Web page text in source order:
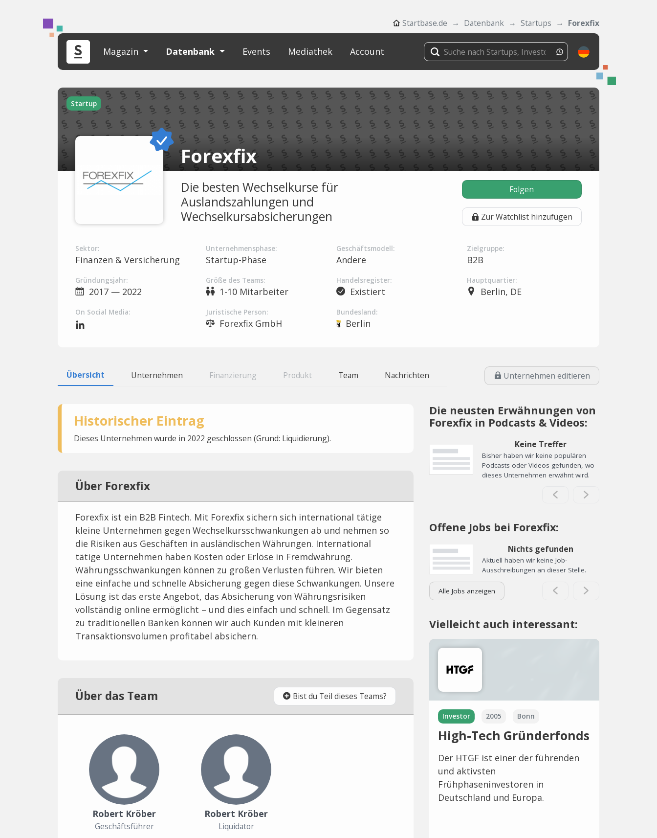
Startbase.de Datenbank Startups Forexfix
Magazin Datenbank Events Mediathek Account
Startup
Forexfix
Die besten Wechselkurse für
Auslandszahlungen und
Wechselkursabsicherungen
Folgen
Zur Watchlist hinzufügen
Sektor:
Finanzen & Versicherung
Unternehmensphase:
Startup-Phase
Geschäftsmodell:
Andere
Zielgruppe:
B2B
Gründungsjahr:
2017 — 2022
Größe des Teams:
1-10 Mitarbeiter
Handelsregister:
Existiert
Hauptquartier:
Berlin, DE
On Social Media: Juristische Person:
Forexfix GmbH
Bundesland:
Berlin
Übersicht Unternehmen Finanzierung Produkt Team Nachrichten Unternehmen editieren
Historischer Eintrag
Dieses Unternehmen wurde in 2022 geschlossen (Grund: Liquidierung).
Über Forexfix
Forexfix ist ein B2B Fintech. Mit Forexfix sichern sich international tätige
kleine Unternehmen gegen Wechselkursschwankungen ab und nehmen so
die Risiken aus Geschäften in ausländischen Währungen. International
tätige Unternehmen haben Kosten oder Erlöse in Fremdwährung.
Währungsschwankungen können zu großen Verlusten führen. Wir bieten
eine einfache und schnelle Absicherung gegen diese Schwankungen. Unsere
Lösung ist das erste Angebot, das Absicherung von Währungsrisiken
vollständig online ermöglicht – und dies einfach und schnell. Im Gegensatz
zu traditionellen Banken können wir auch Kunden mit kleineren
Transaktionsvolumen profitabel absichern.
Über das Team Bist du Teil dieses Teams?
Robert Kröber
Geschäftsführer
Robert Kröber
Liquidator
Die neusten Erwähnungen von
Forexfix in Podcasts & Videos:
Keine Treffer
Bisher haben wir keine populären
Podcasts oder Videos gefunden, wo
dieses Unternehmen erwähnt wird.
Offene Jobs bei Forexfix:
Nichts gefunden
Aktuell haben wir keine Job-
Ausschreibungen an dieser Stelle.
Alle Jobs anzeigen
Vielleicht auch interessant:
Investor 2005 Bonn
High-Tech Gründerfonds
Der HTGF ist einer der führenden
und aktivsten
Frühphaseninvestoren in
Deutschland und Europa.